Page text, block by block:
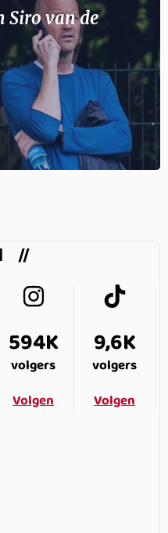
Siro van de
594K
volgers
Volgen
9,6K
volgers
Volgen